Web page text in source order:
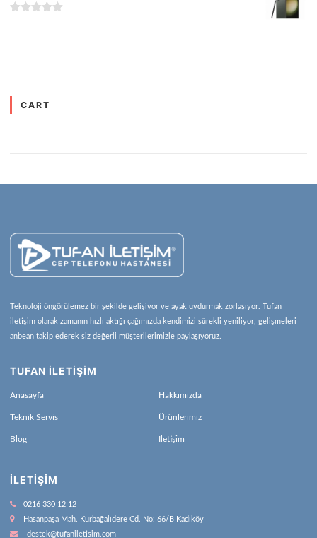
CART
Teknoloji öngörülemez bir şekilde gelişiyor ve ayak uydurmak zorlaşıyor. Tufan
iletişim olarak zamanın hızlı aktığı çağımızda kendimizi sürekli yeniliyor, gelişmeleri
anbean takip ederek siz değerli müşterilerimizle paylaşıyoruz.
TUFAN İLETİŞİM
Anasayfa Hakkımızda
Teknik Servis Ürünlerimiz
Blog İletişim
İLETIŞIM
0216 330 12 12
Hasanpaşa Mah. Kurbağalıdere Cd. No: 66/B Kadıköy
destek@tufaniletisim.com